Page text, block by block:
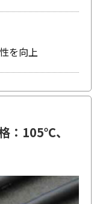
を向上
：105℃、